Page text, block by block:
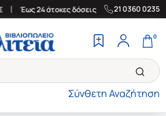
| Έως 24 άτοκες δόσεις | Δωρεάν
21 0360 0235
Σύνθετη Αναζήτηση
0